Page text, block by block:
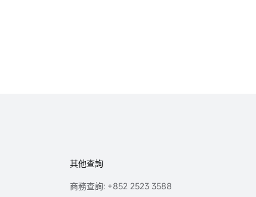
其他查詢
商務查詢: +852 2523 3588